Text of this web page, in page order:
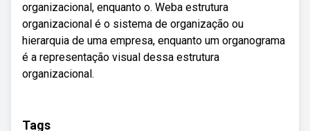
organizacional, enquanto o. Weba estrutura
organizacional é o sistema de organização ou
hierarquia de uma empresa, enquanto um organograma
é a representação visual dessa estrutura
organizacional.
Tags